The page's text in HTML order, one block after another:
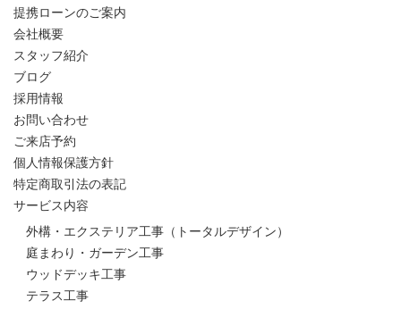
提携ローンのご案内
会社概要
スタッフ紹介
ブログ
採用情報
お問い合わせ
ご来店予約
個人情報保護方針
特定商取引法の表記
サービス内容
外構・エクステリア工事（トータルデザイン）
庭まわり・ガーデン工事
ウッドデッキ工事
テラス工事